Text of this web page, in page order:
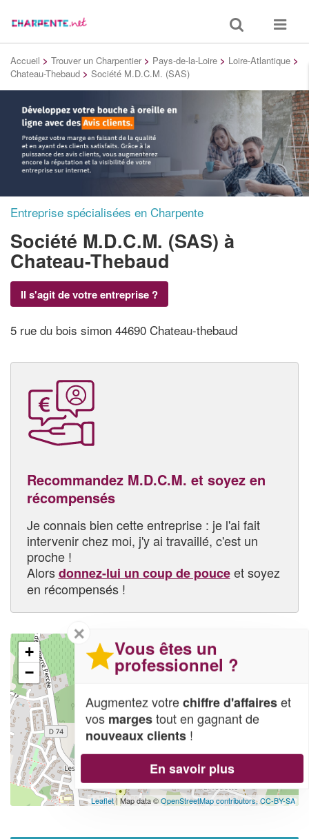
Toggle
search
Toggle
Accueil > Trouver un Charpentier > Pays-de-la-Loire > Loire-Atlantique >
Chateau-Thebaud > Société M.D.C.M. (SAS)
Entreprise spécialisées en Charpente
Société M.D.C.M. (SAS) à
Chateau-Thebaud
Il s'agit de votre entreprise ?
5 rue du bois simon 44690 Chateau-thebaud
Recommandez M.D.C.M. et soyez en
récompensés
Je connais bien cette entreprise : je l'ai fait
intervenir chez moi, j'y ai travaillé, c'est un
proche !
Alorsdonnez-lui un coup de pouceet soyez
en récompensés !
+
−
Leaflet| Map data ©OpenStreetMap contributors,CC-BY-SA
✕
Vous êtes un
professionnel ?
Augmentez votrechiffre d'affaireset
vos margestout en gagnant de
nouveaux clients !
En savoir plus